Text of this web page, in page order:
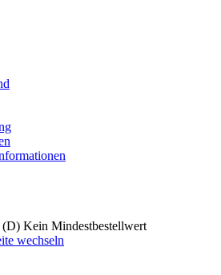
(D) Kein Mindestbestellwert